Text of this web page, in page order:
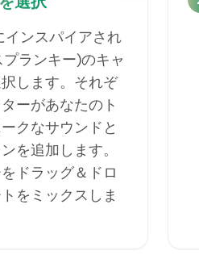
ンスパイアされ
ランキー)のキャ
します。それぞ
ーがあなたのト
クなサウンドと
を追加します。
ドラッグ＆ドロ
をミックスしま